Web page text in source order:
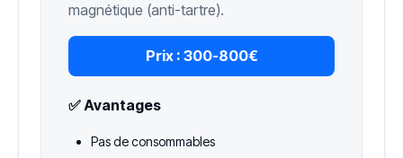
magnétique (anti-tartre).
Prix : 300-800€
✅ Avantages
Pas de consommables